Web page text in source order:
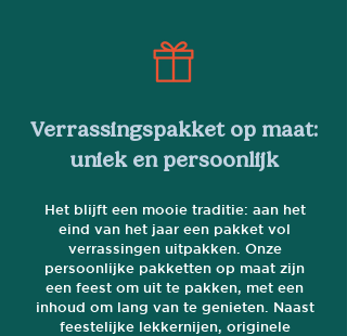
Verrassingspakket op maat:
uniek en persoonlijk
Het blijft een mooie traditie: aan het
eind van het jaar een pakket vol
verrassingen uitpakken. Onze
persoonlijke pakketten op maat zijn
een feest om uit te pakken, met een
inhoud om lang van te genieten. Naast
feestelijke lekkernijen, originele